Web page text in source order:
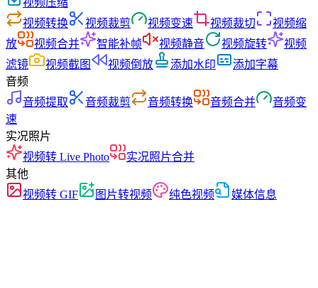
视频压缩
视频转换
视频裁剪 视频变速 视频裁切
视频缩
放
视频合并 智能补帧 视频静音 视频旋转
视频
滤镜
视频截图 视频倒放 添加水印
添加字幕
音频
音频提取
音频裁剪 音频转换 音频合并
音频变
速
实况照片
视频转 Live Photo
实况照片合并
其他
视频转 GIF
图片转视频 纯色视频 媒体信息